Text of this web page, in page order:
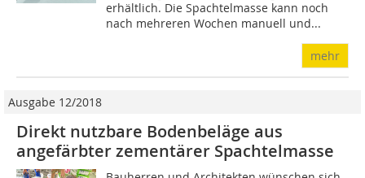
erhältlich. Die Spachtelmasse kann noch
nach mehreren Wochen manuell und...
mehr
Ausgabe 12/2018
Direkt nutzbare Bodenbeläge aus
angefärbter zementärer Spachtelmasse